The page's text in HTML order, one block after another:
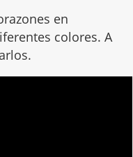
en
colores. A